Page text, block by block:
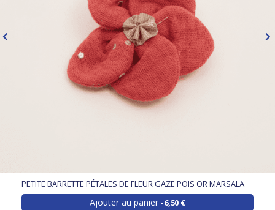
PETITE BARRETTE PÉTALES DE FLEUR GAZE POIS OR MARSALA
Ajouter au panier 6,50 €